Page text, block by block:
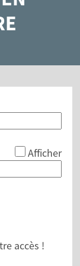
Afficher
accès !